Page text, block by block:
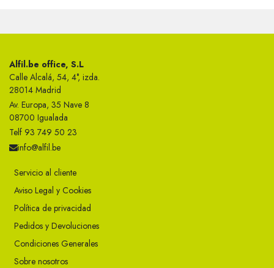
Alfil.be office, S.L
Calle Alcalá, 54, 4°, izda.
28014 Madrid
Av. Europa, 35 Nave 8
08700 Igualada
Telf 93 749 50 23
info@alfil.be
Servicio al cliente
Aviso Legal y Cookies
Política de privacidad
Pedidos y Devoluciones
Condiciones Generales
Sobre nosotros